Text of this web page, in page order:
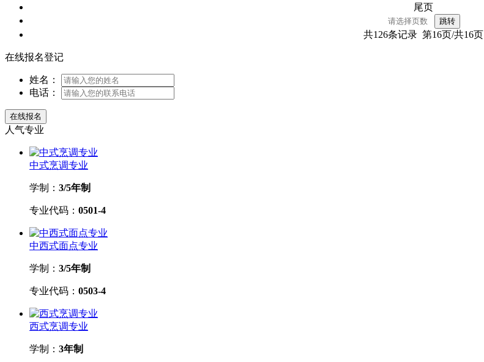
尾页
共126条记录 第16页/共16页
在线报名登记
姓名：
电话：
人气专业
中式烹调专业
学制： 3/5年制
专业代码： 0501-4
中西式面点专业
学制： 3/5年制
专业代码： 0503-4
西式烹调专业
学制： 3年制